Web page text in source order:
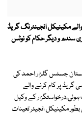
کرنے والے مکینیکل انجینئرنگ گریڈ
سندھ و دیگر حکام کو نوٹس
جسٹس گلزار احمد کی
روبرو 30 سال سے ایک ہی گریڈ پر کام کرنے والے
کے وکیل
کہ میرا موکل اشرف علی جمانی 1999 میں بطور مکینیکل انجیئر تعینات